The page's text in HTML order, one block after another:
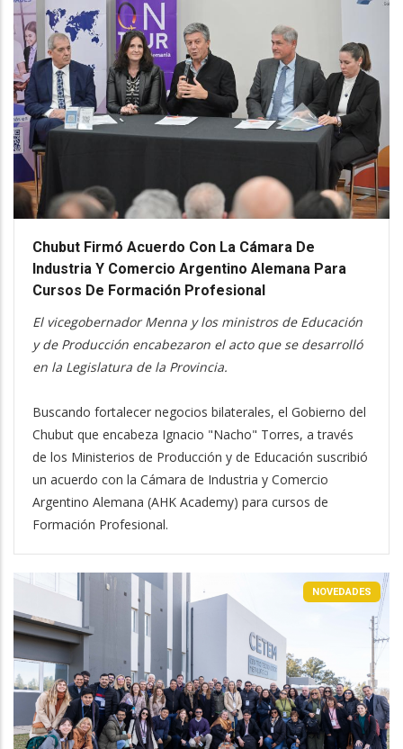
Chubut Firmó Acuerdo Con La Cámara De
Industria Y Comercio Argentino Alemana Para
Cursos De Formación Profesional
El vicegobernador Menna y los ministros de Educación
y de Producción encabezaron el acto que se desarrolló
en la Legislatura de la Provincia.
Buscando fortalecer negocios bilaterales, el Gobierno del
Chubut que encabeza Ignacio "Nacho" Torres, a través
de los Ministerios de Producción y de Educación suscribió
un acuerdo con la Cámara de Industria y Comercio
Argentino Alemana (AHK Academy) para cursos de
Formación Profesional.
NOVEDADES